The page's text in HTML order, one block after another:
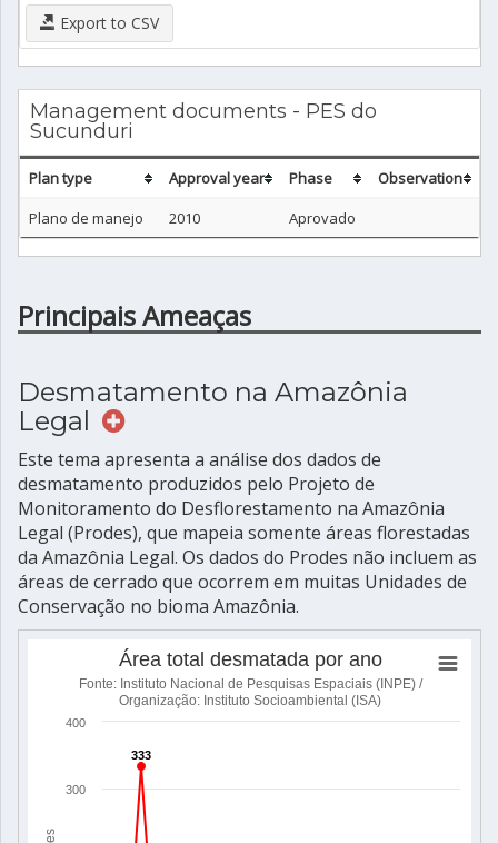
Export to CSV
Management documents - PES do
Sucunduri
Plan type Approval year Phase
Observation
Plano de manejo
2010 Aprovado
Principais Ameaças
Desmatamento na Amazônia
Legal
Este tema apresenta a análise dos dados de
desmatamento produzidos pelo Projeto de
Monitoramento do Desflorestamento na Amazônia
Legal (Prodes), que mapeia somente áreas florestadas
da Amazônia Legal. Os dados do Prodes não incluem as
áreas de cerrado que ocorrem em muitas Unidades de
Conservação no bioma Amazônia.